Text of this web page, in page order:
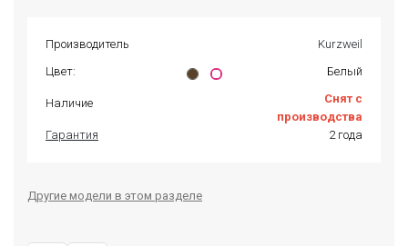
Производитель
Kurzweil
Цвет:
Белый
Наличие
Снят с
производства
Гарантия
2 года
Другие модели в этом разделе